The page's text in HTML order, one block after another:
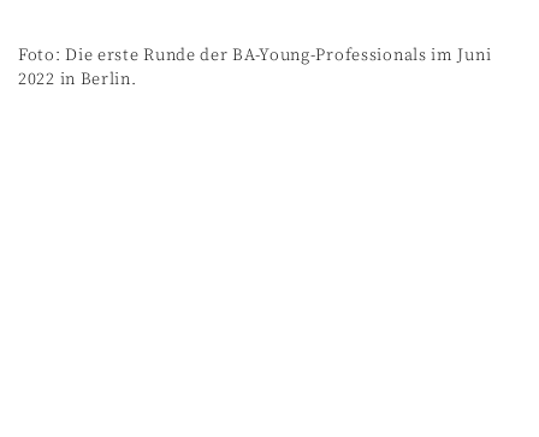
Foto: Die erste Runde der BA-Young-Professionals im Juni
2022 in Berlin.